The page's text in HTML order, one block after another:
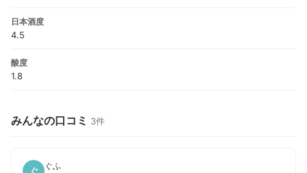
日本酒度
4.5
酸度
1.8
みんなの口コミ 3件
ぐふ